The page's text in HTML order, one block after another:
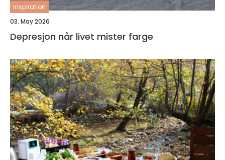
inspiration
03. May 2026
Depresjon når livet mister farge